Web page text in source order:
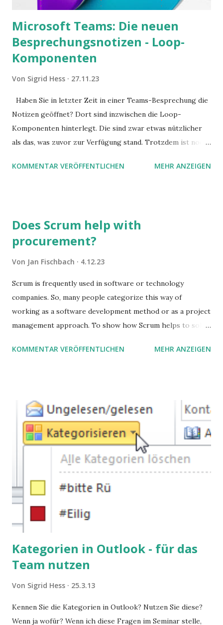
Microsoft Teams: Die neuen
Besprechungsnotizen - Loop-
Komponenten
Von Sigrid Hess 27.11.23
Haben Sie in letzter Zeit in einer Teams-Besprechung die
Notizen geöffnet? Dort sind inzwischen die Loop-
Komponenten hinterlegt. Die sind zwar etwas nützlicher
als das, was zuvor zur Verfügung stand. Trotzdem ist noch
Stolperfallen. Hier ein erster, kritischer Blick auf das was
KOMMENTAR VERÖFFENTLICHEN MEHR ANZEIGEN
Does Scrum help with
procurement?
Von Jan Fischbach 4.12.23
Scrum is frequently used in software or technology
companies. So, many people categorize this way of
working as a software development method or as a project
management approach. To show how Scrum helps to solve
processes.
KOMMENTAR VERÖFFENTLICHEN MEHR ANZEIGEN
Kategorien in Outlook - für das
Team nutzen
Von Sigrid Hess 25.3.13
Kennen Sie die Kategorien in Outlook? Nutzen Sie diese?
Wenn ja wofür? Wenn ich diese Fragen im Seminar stelle,